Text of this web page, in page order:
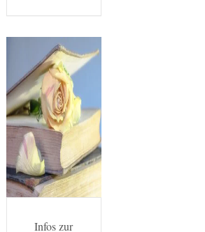
Infos zur